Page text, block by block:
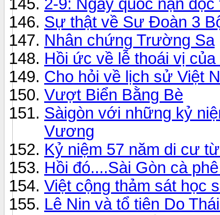
2-9: Ngày quốc nạn độc
Sự thật về Sư Đoàn 3
Nhân chứng Trường Sa
Hồi ức về lễ thoái vị
Cho hỏi về lịch sử Việt
Vượt Biển Bằng Bè
Sàigòn với những kỷ
Vương
Kỷ niệm 57 năm di cư
Hồi đó....Sài Gòn cà
Việt cộng thảm sát học
Lê Nin và tổ tiên Do